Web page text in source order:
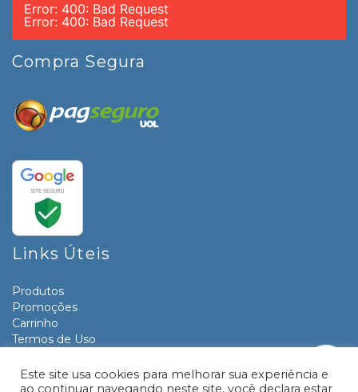
Error: 400: Bad Request
Error: 400: Bad Request
Compra Segura
Links Úteis
Produtos
Promoções
Carrinho
Termos de Uso
Contato
Este site usa cookies para melhorar sua experiência e
ao continuar navegando neste site, você declara estar